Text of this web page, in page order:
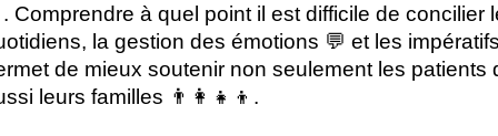
Comprendre à quel point il est difficile de concilier
la gestion des émotions 💬 et les
de mieux soutenir non seulement les patients
leurs familles 👨‍👩‍👧‍👦.